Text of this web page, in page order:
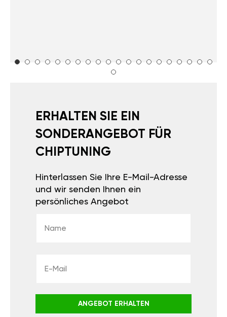
ERHALTEN SIE EIN
SONDERANGEBOT FÜR
CHIPTUNING
Hinterlassen Sie Ihre E-Mail-Adresse
und wir senden Ihnen ein
persönliches Angebot
ANGEBOT ERHALTEN